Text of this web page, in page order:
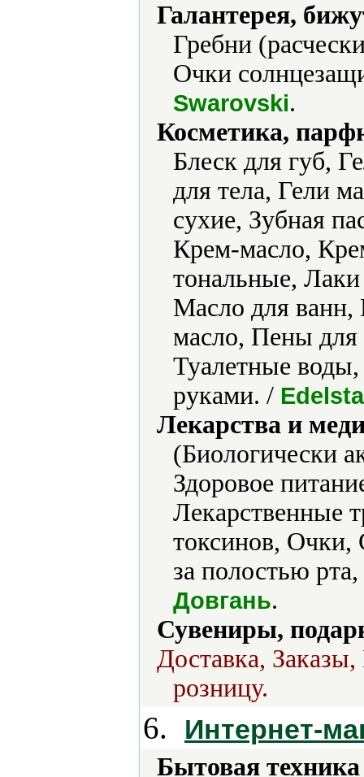
Галантерея,
Гребни
Очки
Swarovski.
Косметика,
Блеск для губ,
для тела, Гели
сухие, Зубная
Крем-масло,
тональные,
Масло для ванн,
масло, Пены
Туалетные
руками. /
Лекарства и
(Биологически
Здоровое
Лекарственные
токсинов, Очки,
за полостью
Довгань.
Сувениры,
Доставка,
розницу.
6. Интернет-
Бытовая